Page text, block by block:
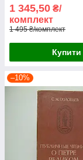
1 345,50 ₴/
комплект
1 495 ₴/комплект
Купити
–10%